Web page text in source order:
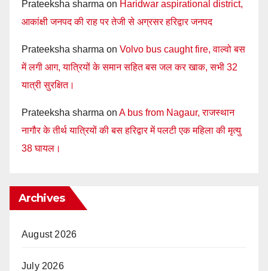
Prateeksha sharma on Haridwar aspirational district,
आकांक्षी जनपद की राह पर तेजी से अग्रसर हरिद्वार जनपद
Prateeksha sharma on Volvo bus caught fire, वाल्वो बस
में लगी आग, यात्रियों के समान सहित बस जल कर खाक, सभी 32
यात्री सुरक्षित।
Prateeksha sharma on A bus from Nagaur, राजस्थान
नागौर के तीर्थ यात्रियों की बस हरिद्वार में पलटी एक महिला की मृत्यु
38 घायल।
Archives
August 2026
July 2026